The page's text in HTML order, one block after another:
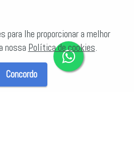
para lhe proporcionar a melhor
nossa Política de cookies.
Concordo